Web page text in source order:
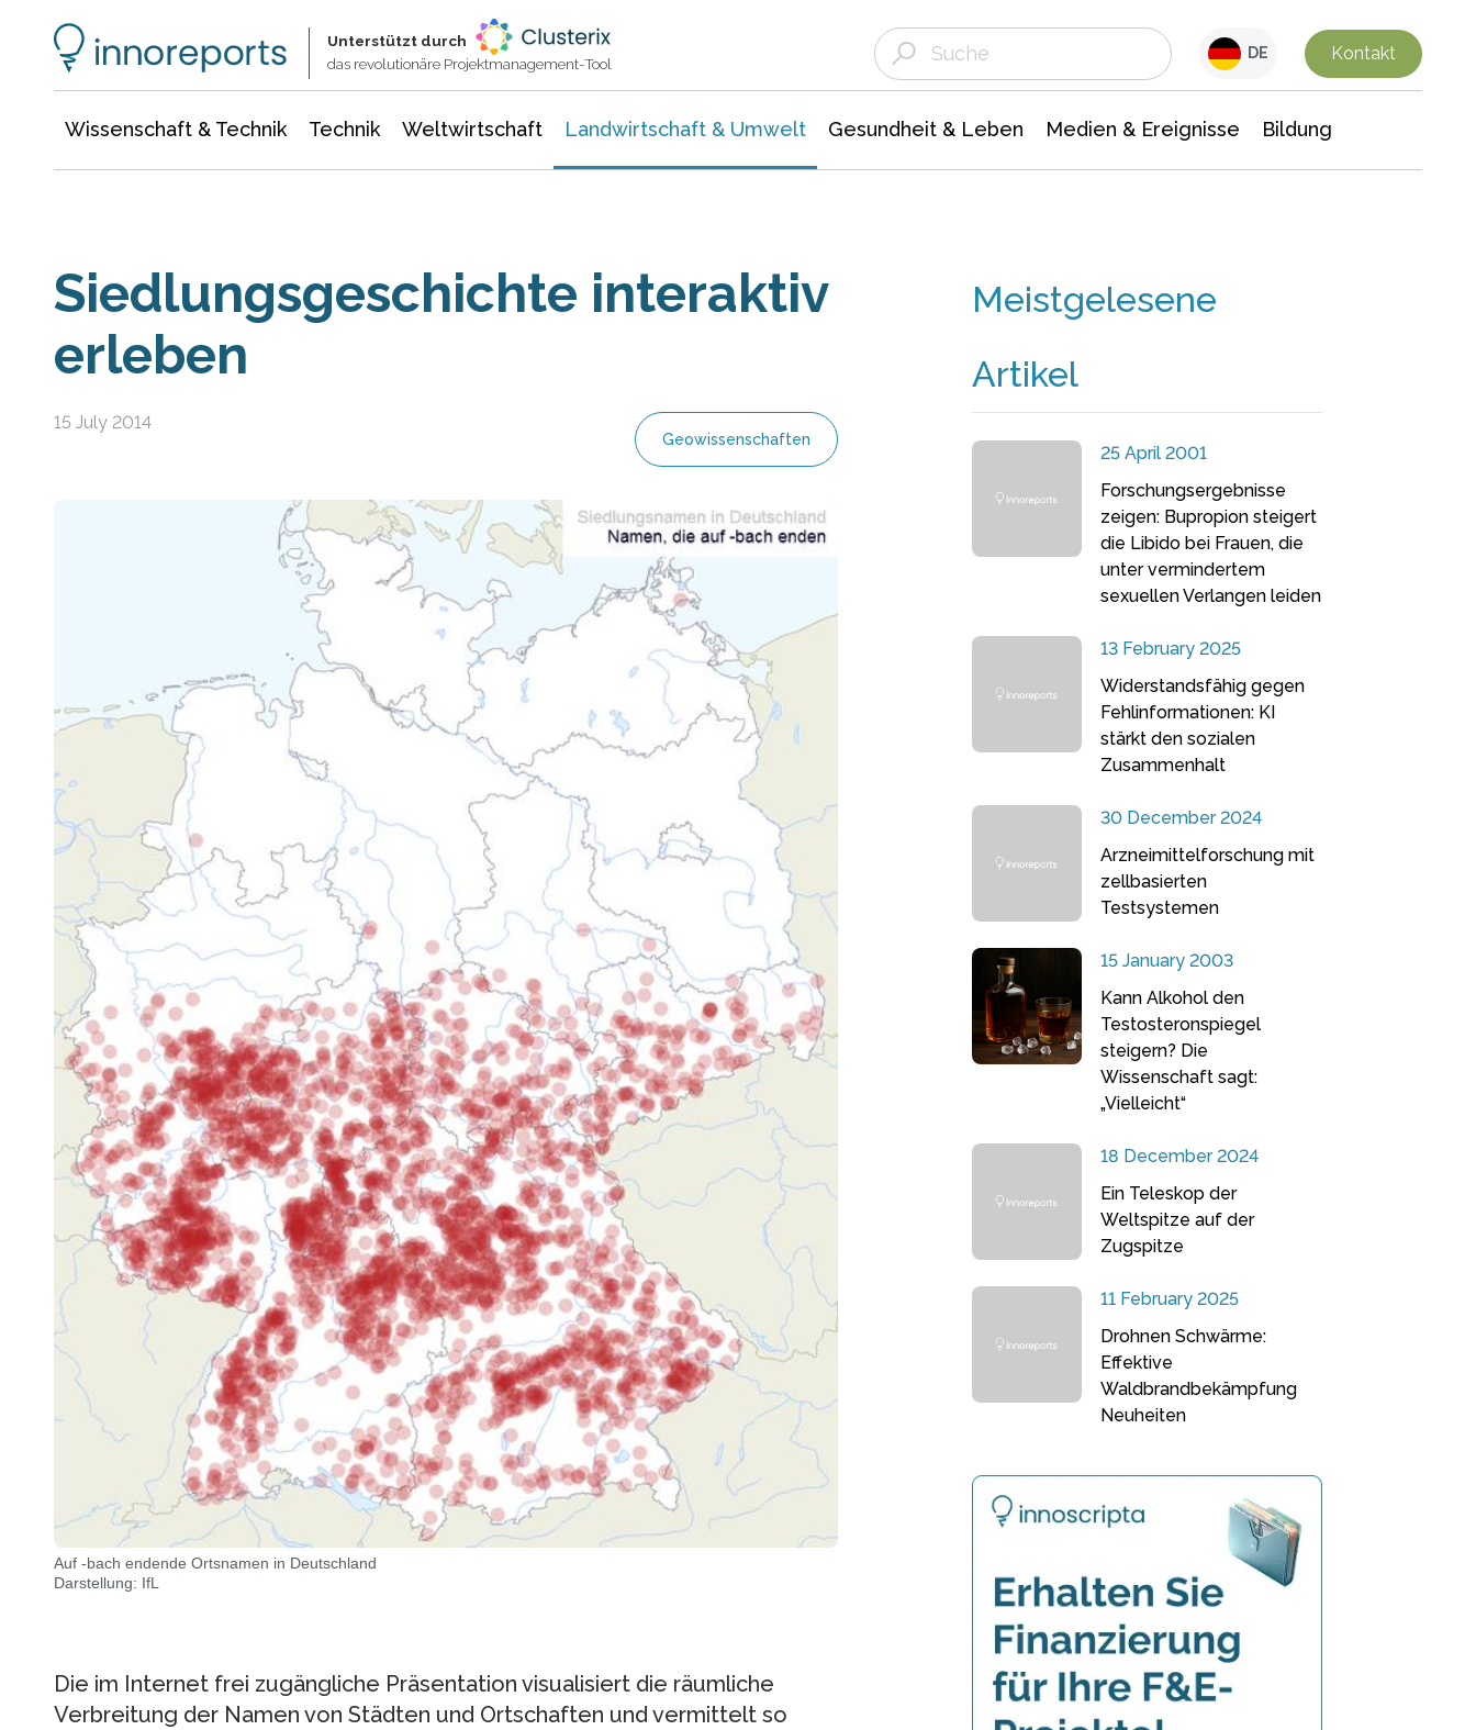
Unterstützt durch
das revolutionäre Projektmanagement-Tool
DE Kontakt
Wissenschaft & Technik Technik Weltwirtschaft Landwirtschaft & Umwelt Gesundheit & Leben Medien & Ereignisse Bildung
Siedlungsgeschichte interaktiv
erleben
15 July 2014
Geowissenschaften
Auf -bach endende Ortsnamen in Deutschland
Darstellung: IfL
Die im Internet frei zugängliche Präsentation visualisiert die räumliche
Verbreitung der Namen von Städten und Ortschaften und vermittelt so
Meistgelesene
Artikel
25 April 2001
Forschungsergebnisse
zeigen: Bupropion steigert
die Libido bei Frauen, die
unter vermindertem
sexuellen Verlangen leiden
13 February 2025
Widerstandsfähig gegen
Fehlinformationen: KI
stärkt den sozialen
Zusammenhalt
30 December 2024
Arzneimittelforschung mit
zellbasierten
Testsystemen
15 January 2003
Kann Alkohol den
Testosteronspiegel
steigern? Die
Wissenschaft sagt:
„Vielleicht“
18 December 2024
Ein Teleskop der
Weltspitze auf der
Zugspitze
11 February 2025
Drohnen Schwärme:
Effektive
Waldbrandbekämpfung
Neuheiten